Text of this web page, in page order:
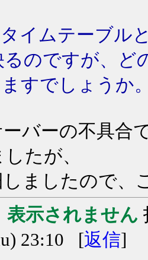
イムテーブル
るのですが、ど
すでしょうか
バーの不具合
たが、
ましたので、
表示されません
23:10 [返信]